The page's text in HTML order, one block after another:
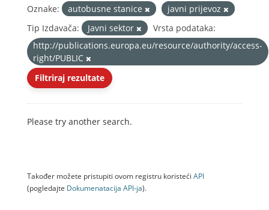
Oznake:
autobusne stanice
javni prijevoz
Tip Izdavača:
Javni sektor
Vrsta podataka:
http://publications.europa.eu/resource/authority/access-
right/PUBLIC
Filtriraj rezultate
Please try another search.
Također možete pristupiti ovom registru koristeći API
(pogledajte Dokumenаtаcijа API-jа).